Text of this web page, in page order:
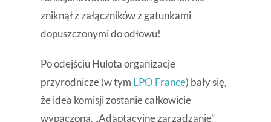
zniknął z załączników z gatunkami
dopuszczonymi do odłowu!
Po odejściu Hulota organizacje
przyrodnicze (w tym LPO France) bały się,
że idea komisji zostanie całkowicie
wypaczona. „Adaptacyjne zarządzanie”